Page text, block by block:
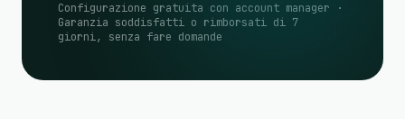
Configurazione gratuita con account manager ·
Garanzia soddisfatti o rimborsati di 7
giorni, senza fare domande